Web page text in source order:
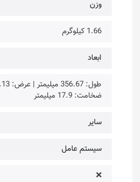
وزن
1.66 کیلوگرم
ابعاد
ضخامت: 17.9 میلیمتر
سایر
سیستم عامل
❌